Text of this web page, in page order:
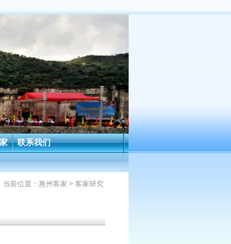
联系我们
当前位置：惠州客家 > 客家研究